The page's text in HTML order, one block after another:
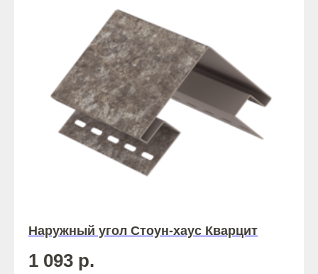
Наружный угол Стоун-хаус Кварцит
1 093 р.